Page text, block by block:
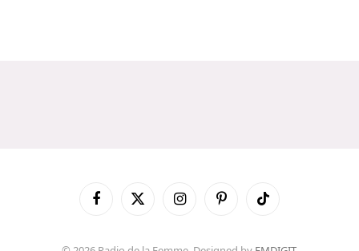
FacebookX
InstagramPinterestTikTok